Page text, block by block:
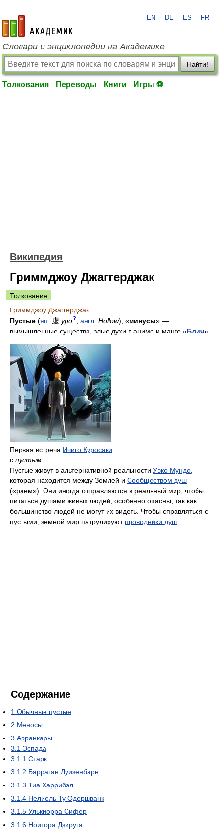
academic.ru
EN DE ES FR
Словари и энциклопедии на Академике
Найти!
Толкования Переводы Книги Игры ⚽
Википедия
Гриммджоу Джаггерджак
Толкование
Гриммджоу Джаггерджак
Пустые (яп. 虚 уро? ,англ. Hollow), «минусы» —
вымышленные существа, злые духи в аниме и манге «Блич».
Первая встреча Ичиго Куросаки
с пустым
Пустые живут в альтернативной реальности Уэко Мундо
которая находится между Землей и Сообществом душ
(«раем»). Они иногда отправляются в реальный мир, чтобы
питаться душами живых людей; особенно опасны, так как
большинство людей не могут их видеть. Чтобы справляться с
пустыми, земной мир патрулируют проводники душ
Содержание
1 Обычные пустые
2 Меносы
3 Арранкары
3.1 Эспада
3.1.1 Старк
3.1.2 Барраган Луизенбарн
3.1.3 Тиа Харрибэл
3.1.4 Нелиель Ту Одершванк
3.1.5 Улькиорра Сифер
3.1.6 Ноитора Дзируга